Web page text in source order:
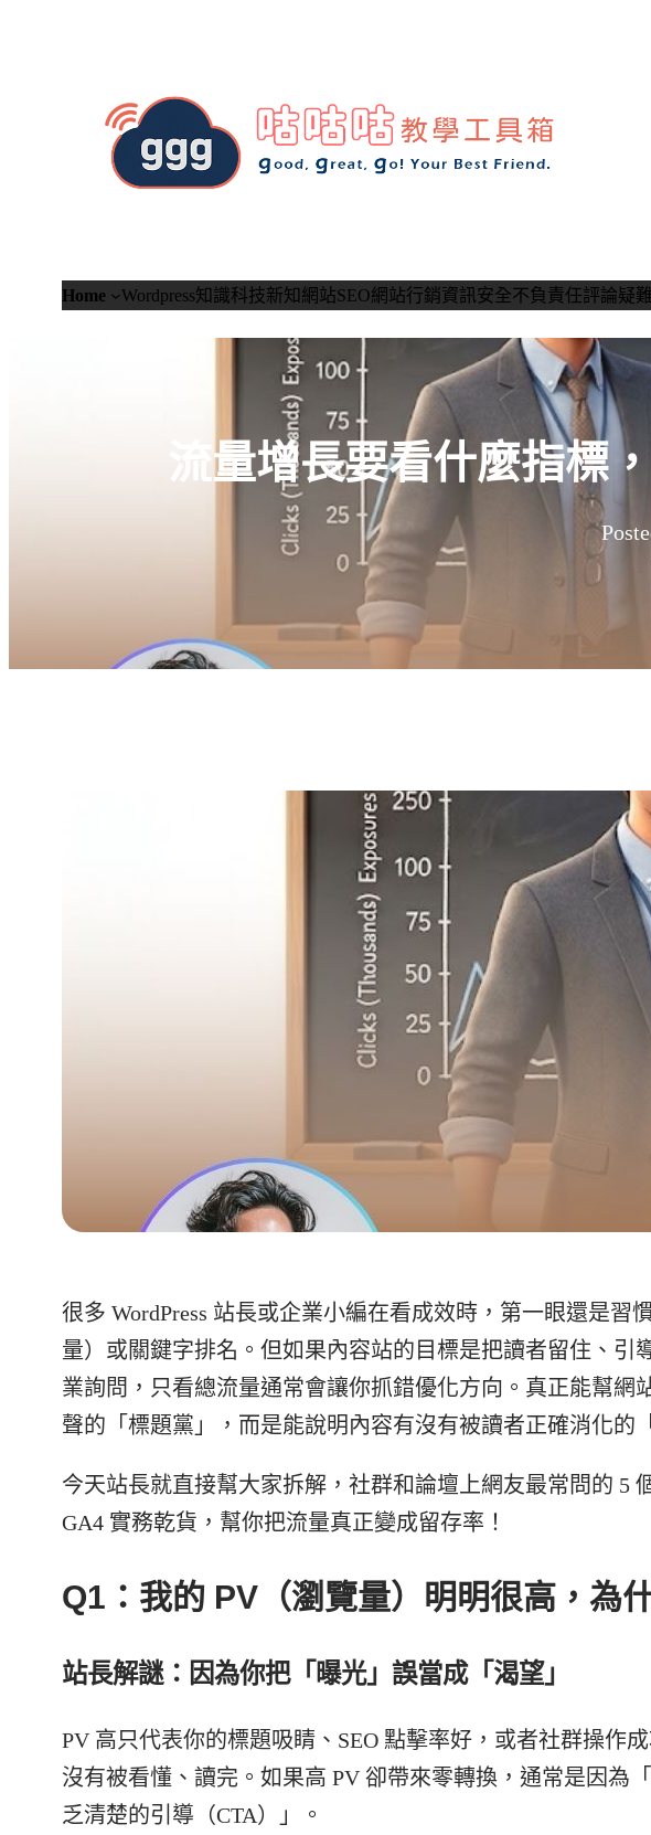
Home Wordpress知識科技新知 網站SEO網站行銷資訊安全不負責任評論疑
流量增長要看什麼指標
很多 WordPress 站長或企業小編在看成效時，第一眼還是習
量）或關鍵字排名。但如果內容站的目標是把讀者留住、引
業詢問，只看總流量通常會讓你抓錯優化方向。真正能幫網
聲的「標題黨」，而是能說明內容有沒有被讀者正確消化的
今天站長就直接幫大家拆解，社群和論壇上網友最常問的 5
GA4 實務乾貨，幫你把流量真正變成留存率！
Q1：我的 PV（瀏覽量）明明很高，為
站長解謎：因為你把「曝光」誤當成「渴望」
PV 高只代表你的標題吸睛、SEO 點擊率好，或者社群操作
沒有被看懂、讀完。如果高 PV 卻帶來零轉換，通常是因為
乏清楚的引導（CTA）」。